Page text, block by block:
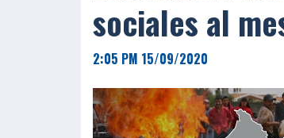
sociales al
2:05 PM 15/09/2020